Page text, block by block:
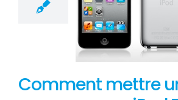
Comment mettre